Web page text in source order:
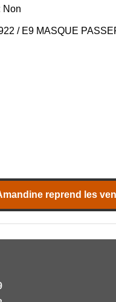
Non
/ E9 MASQUE
reprend les